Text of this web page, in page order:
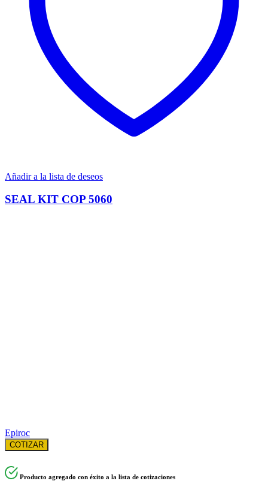
Añadir a la lista de deseos
SEAL KIT COP 5060
Epiroc
COTIZAR
Producto agregado con éxito a la lista de cotizaciones